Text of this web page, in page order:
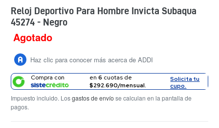
Reloj Deportivo Para Hombre Invicta Subaqua
45274 - Negro
Precio
habitual
Agotado
Haz clic para conocer más acerca de ADDI
Compra con en6 cuotas de
$292.690/mensual.
Solicita tu
cupo.
Impuesto incluido. Losgastos de envíose calculan en la pantalla de
pagos.